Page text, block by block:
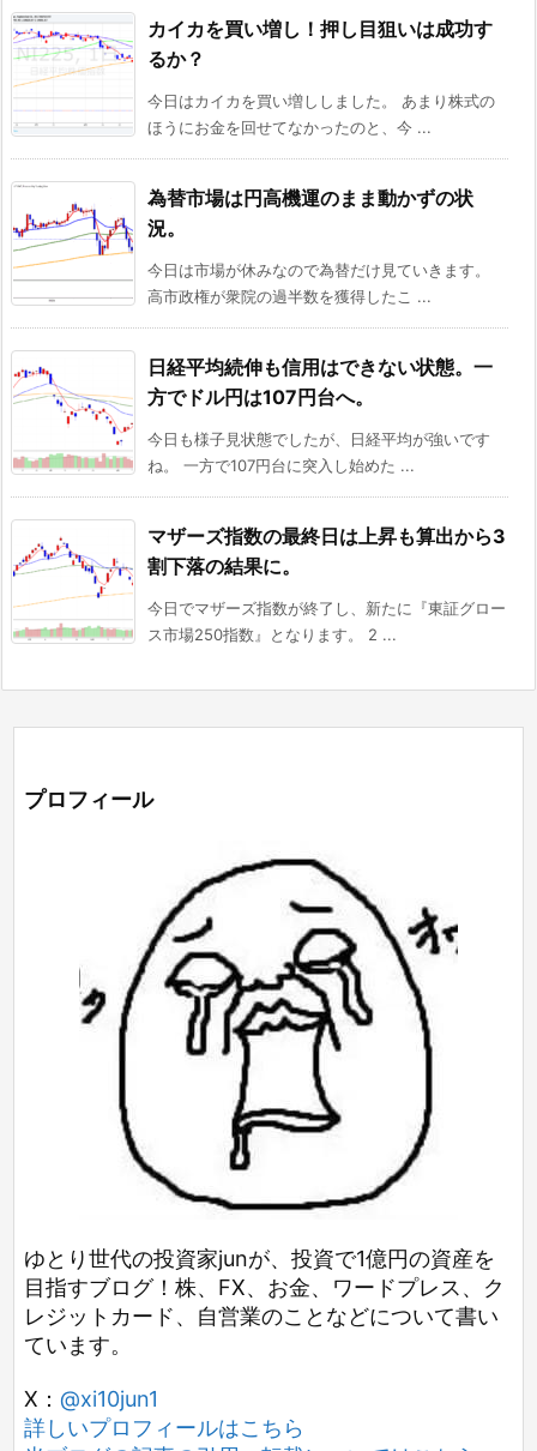
カイカを買い増し！押し目狙いは成功す
るか？
今日はカイカを買い増ししました。 あまり株式の
ほうにお金を回せてなかったのと、今 ...
為替市場は円高機運のまま動かずの状
況。
今日は市場が休みなので為替だけ見ていきます。
高市政権が衆院の過半数を獲得したこ ...
日経平均続伸も信用はできない状態。一
方でドル円は107円台へ。
今日も様子見状態でしたが、日経平均が強いです
ね。 一方で107円台に突入し始めた ...
マザーズ指数の最終日は上昇も算出から3
割下落の結果に。
今日でマザーズ指数が終了し、新たに『東証グロー
ス市場250指数』となります。 2 ...
プロフィール
ゆとり世代の投資家junが、投資で1億円の資産を
目指すブログ！株、FX、お金、ワードプレス、ク
レジットカード、自営業のことなどについて書い
ています。
X： @xi10jun1
詳しいプロフィールはこちら